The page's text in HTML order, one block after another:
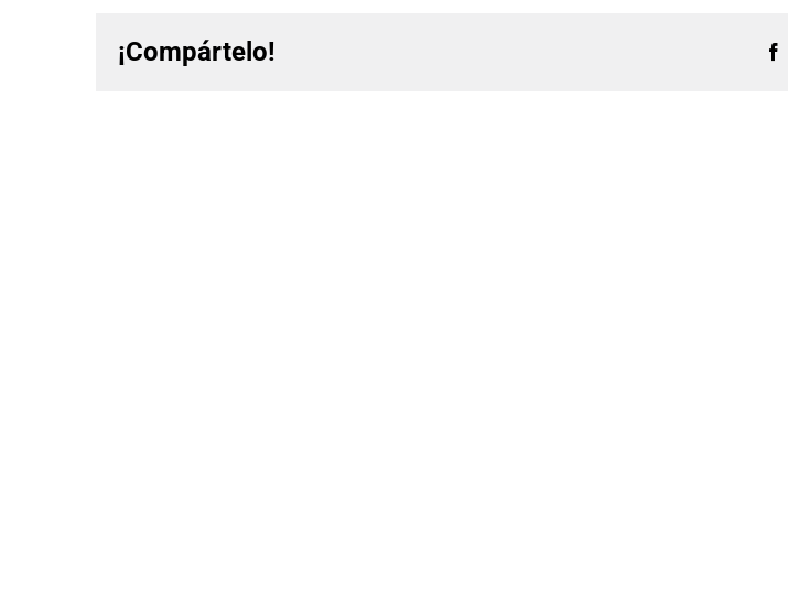
¡Compártelo!